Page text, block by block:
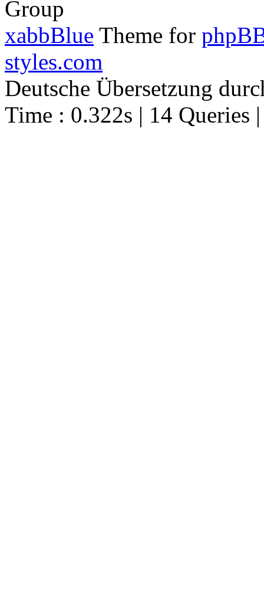
Group
xabbBlue Theme for
styles.com
Deutsche Übersetzung
Time : 0.322s | 14 Queries